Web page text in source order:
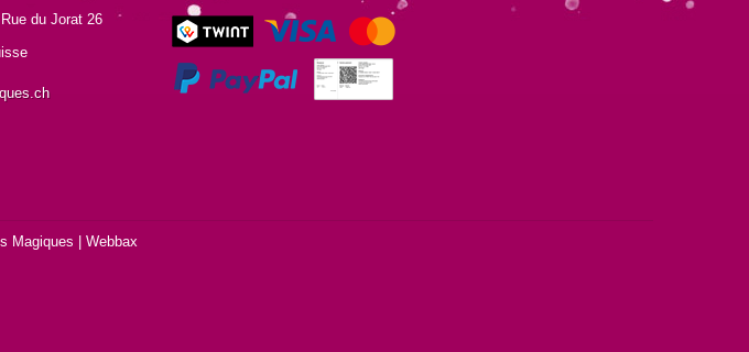
du Jorat 26
Magiques | Webbax